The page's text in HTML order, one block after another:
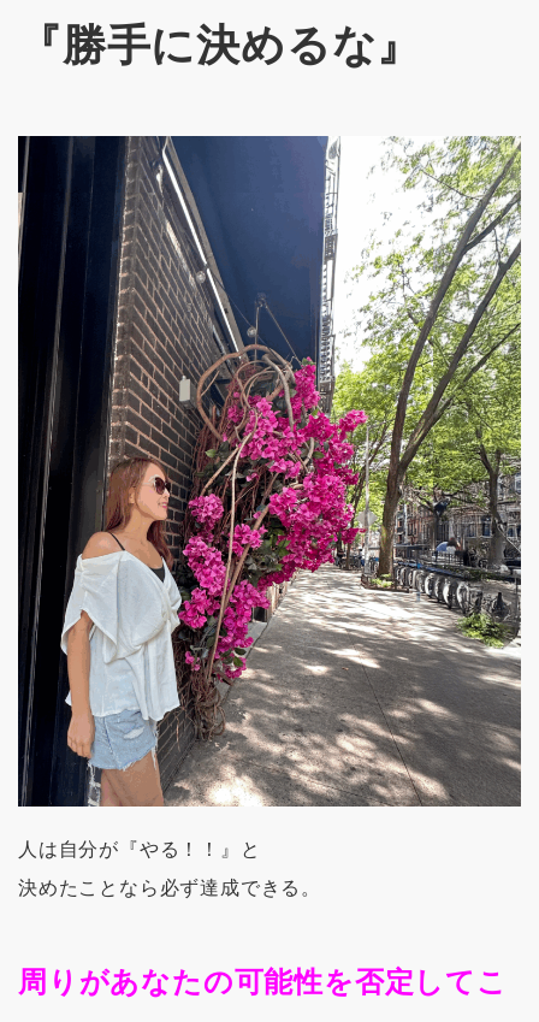
『勝手に決めるな』
人は自分が『やる！！』と
決めたことなら必ず達成できる。
周りがあなたの可能性を否定してこ